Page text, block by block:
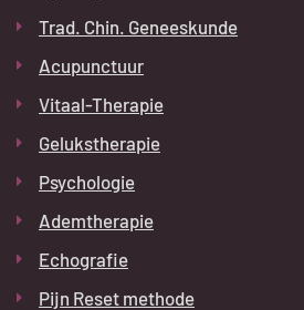
Trad. Chin. Geneeskunde
Acupunctuur
Vitaal-Therapie
Gelukstherapie
Psychologie
Ademtherapie
Echografie
Pijn Reset methode